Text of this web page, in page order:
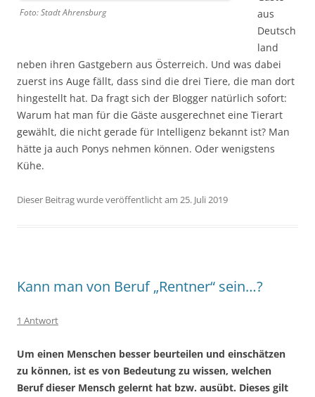
Foto: Stadt Ahrensburg
aus
Deutsch
land
neben ihren Gastgebern aus Österreich. Und was dabei
zuerst ins Auge fällt, dass sind die drei Tiere, die man dort
hingestellt hat. Da fragt sich der Blogger natürlich sofort:
Warum hat man für die Gäste ausgerechnet eine Tierart
gewählt, die nicht gerade für Intelligenz bekannt ist? Man
hätte ja auch Ponys nehmen können. Oder wenigstens
Kühe.
Dieser Beitrag wurde veröffentlicht am 25. Juli 2019
Kann man von Beruf „Rentner“ sein…?
1 Antwort
Um einen Menschen besser beurteilen und einschätzen
zu können, ist es von Bedeutung zu wissen, welchen
Beruf dieser Mensch gelernt hat bzw. ausübt. Dieses gilt